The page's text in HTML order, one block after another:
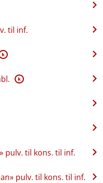
til inf.
K
pulv. til kons. til inf.
pulv. til kons. til inf.